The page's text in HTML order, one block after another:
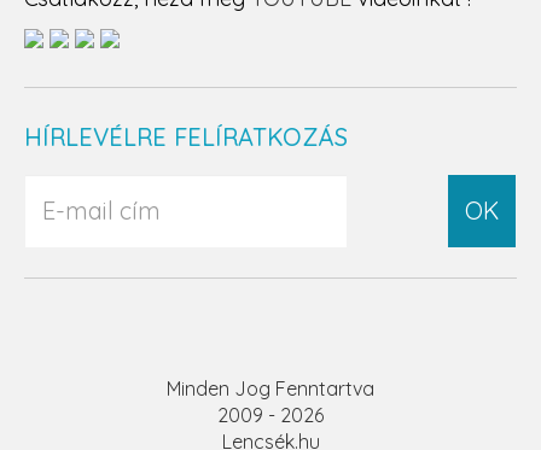
HÍRLEVÉLRE FELÍRATKOZÁS
OK
Minden Jog Fenntartva
2009 - 2026
Lencsék.hu